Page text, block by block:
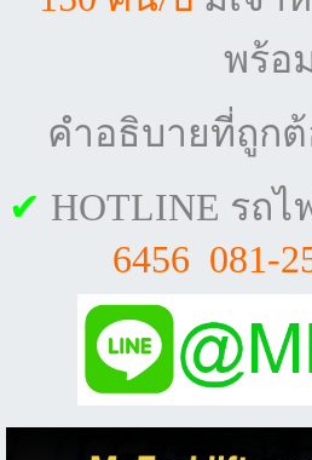
พร้อ
คำอธิบายที่ถูก
✔ HOTLINE รถไ
6456 081-